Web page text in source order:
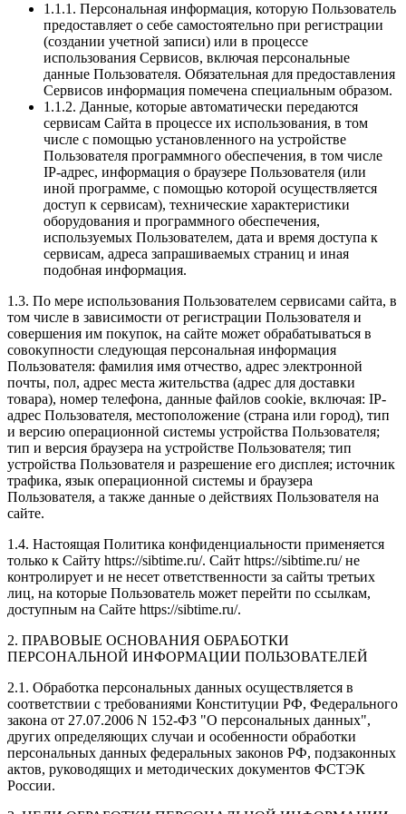
1.1.1. Персональная информация, которую Пользователь
предоставляет о себе самостоятельно при регистрации
(создании учетной записи) или в процессе
использования Сервисов, включая персональные
данные Пользователя. Обязательная для предоставления
Сервисов информация помечена специальным образом.
1.1.2. Данные, которые автоматически передаются
сервисам Сайта в процессе их использования, в том
числе с помощью установленного на устройстве
Пользователя программного обеспечения, в том числе
IP-адрес, информация о браузере Пользователя (или
иной программе, с помощью которой осуществляется
доступ к сервисам), технические характеристики
оборудования и программного обеспечения,
используемых Пользователем, дата и время доступа к
сервисам, адреса запрашиваемых страниц и иная
подобная информация.
1.3. По мере использования Пользователем сервисами сайта, в
том числе в зависимости от регистрации Пользователя и
совершения им покупок, на сайте может обрабатываться в
совокупности следующая персональная информация
Пользователя: фамилия имя отчество, адрес электронной
почты, пол, адрес места жительства (адрес для доставки
товара), номер телефона, данные файлов cookie, включая: IP-
адрес Пользователя, местоположение (страна или город), тип
и версию операционной системы устройства Пользователя;
тип и версия браузера на устройстве Пользователя; тип
устройства Пользователя и разрешение его дисплея; источник
трафика, язык операционной системы и браузера
Пользователя, а также данные о действиях Пользователя на
сайте.
1.4. Настоящая Политика конфиденциальности применяется
только к Сайту https://sibtime.ru/. Сайт https://sibtime.ru/ не
контролирует и не несет ответственности за сайты третьих
лиц, на которые Пользователь может перейти по ссылкам,
доступным на Сайте https://sibtime.ru/.
2. ПРАВОВЫЕ ОСНОВАНИЯ ОБРАБОТКИ
ПЕРСОНАЛЬНОЙ ИНФОРМАЦИИ ПОЛЬЗОВАТЕЛЕЙ
2.1. Обработка персональных данных осуществляется в
соответствии с требованиями Конституции РФ, Федерального
закона от 27.07.2006 N 152-ФЗ "О персональных данных",
других определяющих случаи и особенности обработки
персональных данных федеральных законов РФ, подзаконных
актов, руководящих и методических документов ФСТЭК
России.